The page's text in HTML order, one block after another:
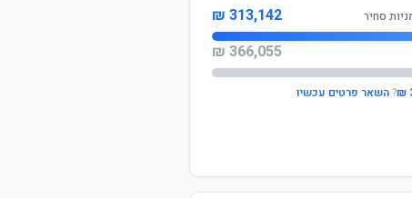
סחיר 313,142 ₪
366,055 ₪
?השאר פרטים עכשיו